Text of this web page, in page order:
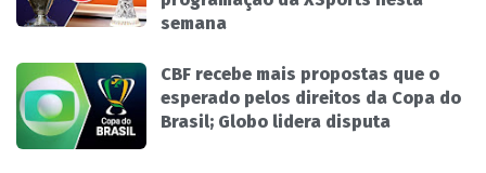
semana
CBF recebe mais propostas que o
esperado pelos direitos da Copa do
Brasil; Globo lidera disputa